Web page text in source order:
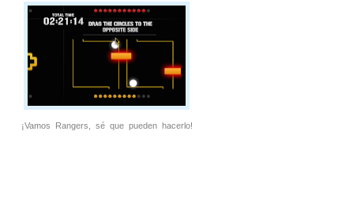
¡Vamos Rangers, sé que pueden hacerlo!